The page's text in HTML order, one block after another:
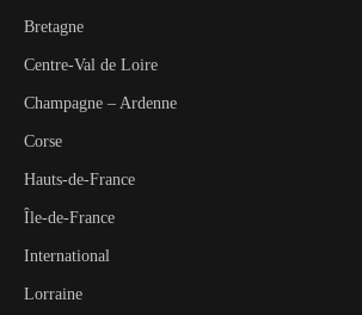
Bretagne
Centre-Val de Loire
Champagne – Ardenne
Corse
Hauts-de-France
Île-de-France
International
Lorraine